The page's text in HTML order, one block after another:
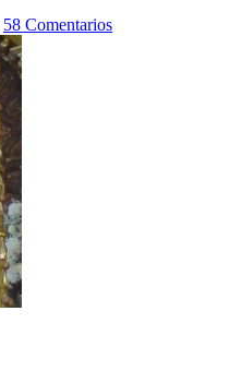
58 Comentarios